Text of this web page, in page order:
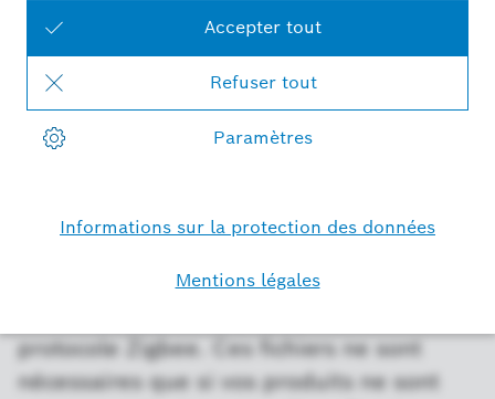
Télécharger l'aperçu des adaptateurs maintenant
the-Air-Update) officiels pour nos produits
protocole Zigbee. Ces fichiers ne sont
nécessaires que si vos produits ne sont